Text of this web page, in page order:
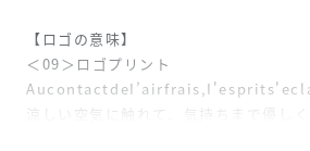
【ロゴの意味】
＜09＞ロゴプリント
涼しい空気に触れて、気持ちまで優しく